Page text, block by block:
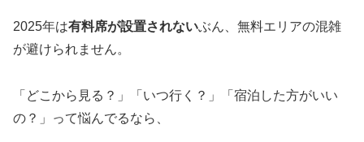
2025年は有料席が設置されないぶん、無料エリアの混雑
が避けられません。
「どこから見る？」「いつ行く？」「宿泊した方がいい
の？」って悩んでるなら、